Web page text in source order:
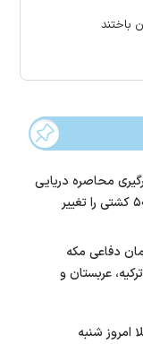
محاصره دریایی
ایران، مسیر بیش از ۵۰ کشتی را تغییر
دفاعی مکه
عربستان و
امروز شنبه